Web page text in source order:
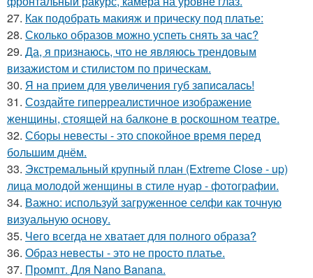
27. Как подобрать макияж и прическу под платье:
28. Сколько образов можно успеть снять за час?
29. Да, я признаюсь, что не являюсь трендовым
визажистом и стилистом по прическам.
30. Я нa пpиeм для увeличeния губ зaпиcaлacь!
31. Создайте гиперреалистичное изображение
женщины, стоящей на балконе в роскошном театре.
32. Сборы невесты - это спокойное время перед
большим днём.
33. Экстремальный крупный план (Extreme Close - up)
лица молодой женщины в стиле нуар - фотографии.
34. Важно: используй загруженное селфи как точную
визуальную основу.
35. Чего всегда не хватает для полного образа?
36. Образ невесты - это не просто платье.
37. Промпт. Для Nano Banana.